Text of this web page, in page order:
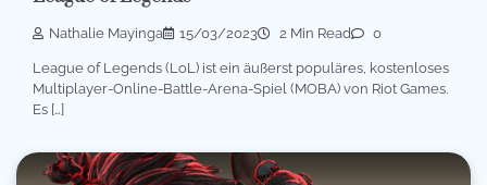
Nathalie Mayinga 15/03/2023 2 Min Read 0
League of Legends (LoL) ist ein äußerst populäres, kostenloses
Multiplayer-Online-Battle-Arena-Spiel (MOBA) von Riot Games.
Es […]